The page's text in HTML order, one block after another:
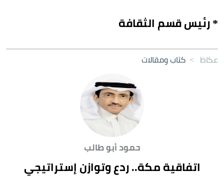
* رئيس قسم الثقافة
عكاظ > كتاب ومقالات
حمود أبو طالب
اتفاقية مكة.. ردع وتوازن إستراتيجي